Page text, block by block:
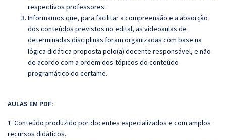
respectivos professores.
Informamos que, para facilitar a compreensão e a absorção
dos conteúdos previstos no edital, as videoaulas de
determinadas disciplinas foram organizadas com base na
lógica didática proposta pelo(a) docente responsável, e não
de acordo com a ordem dos tópicos do conteúdo
programático do certame.
AULAS EM PDF:
1. Conteúdo produzido por docentes especializados e com amplos
recursos didáticos.